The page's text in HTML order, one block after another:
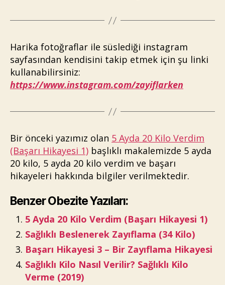
Harika fotoğraflar ile süslediği instagram
sayfasından kendisini takip etmek için şu linki
kullanabilirsiniz:
https://www.instagram.com/zayiflarken
Bir önceki yazımız olan 5 Ayda 20 Kilo Verdim
(Başarı Hikayesi 1) başlıklı makalemizde 5 ayda
20 kilo, 5 ayda 20 kilo verdim ve başarı
hikayeleri hakkında bilgiler verilmektedir.
Benzer Obezite Yazıları:
5 Ayda 20 Kilo Verdim (Başarı Hikayesi 1)
Sağlıklı Beslenerek Zayıflama (34 Kilo)
Başarı Hikayesi 3 – Bir Zayıflama Hikayesi
Sağlıklı Kilo Nasıl Verilir? Sağlıklı Kilo
Verme (2019)